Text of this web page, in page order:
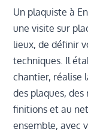
Un plaquiste à
une visite sur
lieux, de définir
techniques. Il
chantier, réalise
des plaques,
finitions et au
ensemble, avec